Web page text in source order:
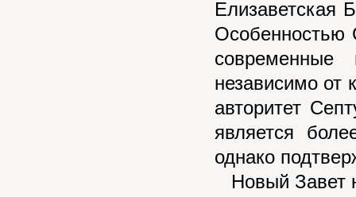
Елизаветская
Особенностью
независимо от
авторитет
является
однако
Новый Завет